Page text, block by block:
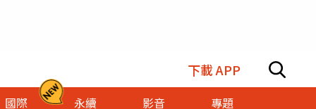
下載 APP
國際 永續 影音 專題